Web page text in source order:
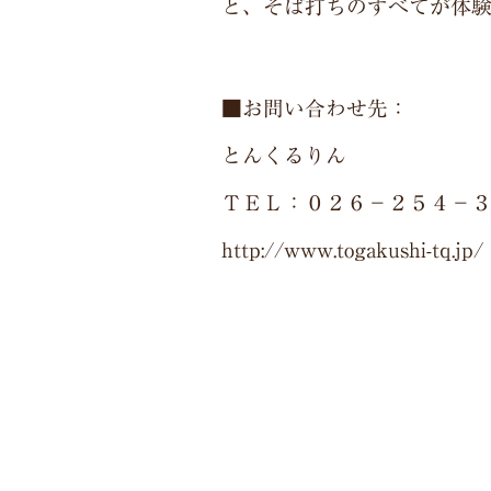
と、そば打ちのすべてが体
■お問い合わせ先：
とんくるりん
ＴＥＬ：０２６－２５４－
http://www.togakushi-tq.jp/